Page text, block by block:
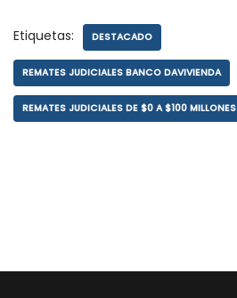
Etiquetas: DESTACADO
REMATES JUDICIALES BANCO DAVIVIENDA
REMATES JUDICIALES DE $0 A $100 MILLONES